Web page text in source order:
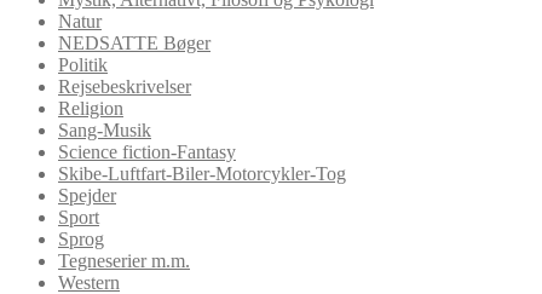
Natur
NEDSATTE Bøger
Politik
Rejsebeskrivelser
Religion
Sang-Musik
Science fiction-Fantasy
Skibe-Luftfart-Biler-Motorcykler-Tog
Spejder
Sport
Sprog
Tegneserier m.m.
Western